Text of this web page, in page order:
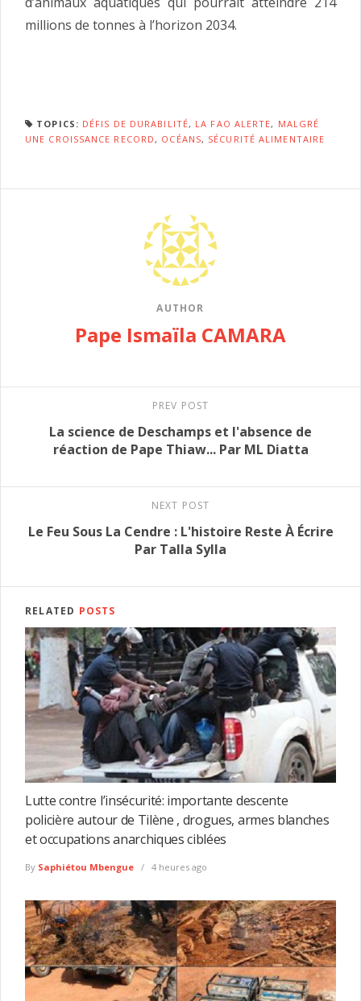
millions de tonnes à l’horizon 2034.
TOPICS: DÉFIS DE DURABILITÉ, LA FAO ALERTE, MALGRÉ
UNE CROISSANCE RECORD , OCÉANS, SÉCURITÉ ALIMENTAIRE
AUTHOR
Pape Ismaïla CAMARA
PREV POST
La science de Deschamps et l'absence de
réaction de Pape Thiaw... Par ML Diatta
NEXT POST
Le Feu Sous La Cendre : L'histoire Reste À Écrire
Par Talla Sylla
RELATED POSTS
Lutte contre l’insécurité: importante descente
policière autour de Tilène , drogues, armes blanches
et occupations anarchiques ciblées
By Saphiétou Mbengue 4 heures ago